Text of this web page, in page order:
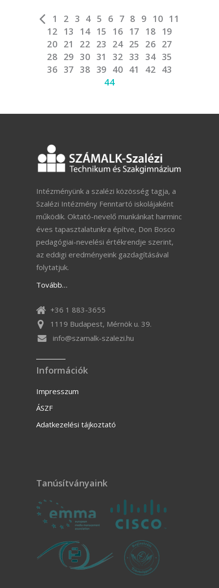
1 2 3 4 5 6 7 8 9 10 11
12
13 14 15 16 17 18
19
20 21 22 23 24 25 26 27
28 29 30 31 32 33 34 35
36 37 38 39 40 41 42 43
44
Intézményünk a szalézi közösség tagja, a
Szalézi Intézmény Fenntartó iskolájaként
működik. Oktató-nevelő munkánkat harminc
éves tapasztalatunkra építve, Don Bosco
pedagógiai-nevelési értékrendje szerint,
az eddigi eredményeink gazdagításával
folytatjuk.
Tovább…
+36 1 883-3655
1119 Budapest, Mérnök u. 39.
info@szamalk-szalezi.hu
Információk
Impresszum
ÁSZF
Adatkezelési tájkoztató
Tanúsítványaink